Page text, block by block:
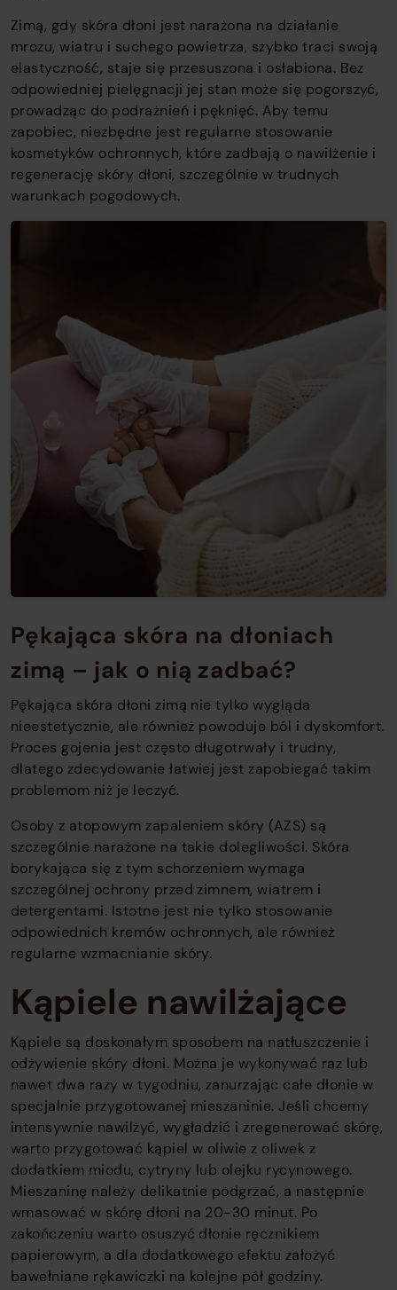
Zimą, gdy skóra dłoni jest narażona na działanie
mrozu, wiatru i suchego powietrza, szybko traci swoją
elastyczność, staje się przesuszona i osłabiona. Bez
odpowiedniej pielęgnacji jej stan może się pogorszyć,
prowadząc do podrażnień i pęknięć. Aby temu
zapobiec, niezbędne jest regularne stosowanie
kosmetyków ochronnych, które zadbają o nawilżenie i
regenerację skóry dłoni, szczególnie w trudnych
warunkach pogodowych.
Pękająca skóra na dłoniach
zimą – jak o nią zadbać?
Pękająca skóra dłoni zimą nie tylko wygląda
nieestetycznie, ale również powoduje ból i dyskomfort.
Proces gojenia jest często długotrwały i trudny,
dlatego zdecydowanie łatwiej jest zapobiegać takim
problemom niż je leczyć.
Osoby z atopowym zapaleniem skóry (AZS) są
szczególnie narażone na takie dolegliwości. Skóra
borykająca się z tym schorzeniem wymaga
szczególnej ochrony przed zimnem, wiatrem i
detergentami. Istotne jest nie tylko stosowanie
odpowiednich kremów ochronnych, ale również
regularne wzmacnianie skóry.
Kąpiele nawilżające
Kąpiele są doskonałym sposobem na natłuszczenie i
odżywienie skóry dłoni. Można je wykonywać raz lub
nawet dwa razy w tygodniu, zanurzając całe dłonie w
specjalnie przygotowanej mieszaninie. Jeśli chcemy
intensywnie nawilżyć, wygładzić i zregenerować skórę,
warto przygotować kąpiel w oliwie z oliwek z
dodatkiem miodu, cytryny lub olejku rycynowego.
Mieszaninę należy delikatnie podgrzać, a następnie
wmasować w skórę dłoni na 20-30 minut. Po
zakończeniu warto osuszyć dłonie ręcznikiem
papierowym, a dla dodatkowego efektu założyć
bawełniane rękawiczki na kolejne pół godziny.